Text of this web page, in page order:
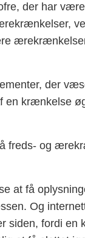
der har
der
en krænkelse
freds- og
at få
Og
siden, fordi